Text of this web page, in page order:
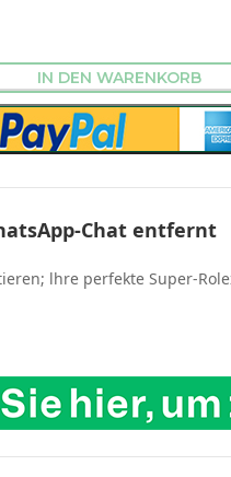
IN DEN WARENKORB
Chat entfernt
lhre perfekte Super-